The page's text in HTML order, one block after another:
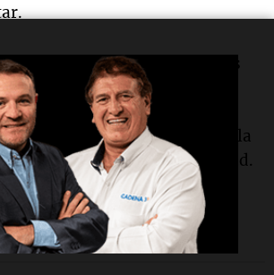
confirmado si hubo personas
ocupantes iban en los autos
policial trabajaba en el
mantenía el corte parcial de la
con llovizna en la ciudad.
los autos tras el choque.
Barrionuevo/Cadena 3)